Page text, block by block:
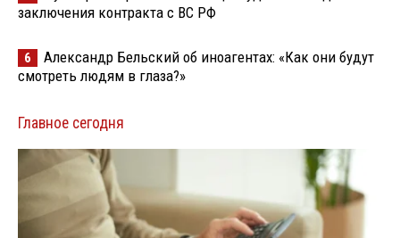
заключения контракта с ВС РФ
6
Александр Бельский об иноагентах: «Как они будут
смотреть людям в глаза?»
Главное сегодня